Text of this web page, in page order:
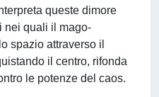
queste dimore
nei quali il mago-
spazio attraverso il
il centro, rifonda
le potenze del caos.